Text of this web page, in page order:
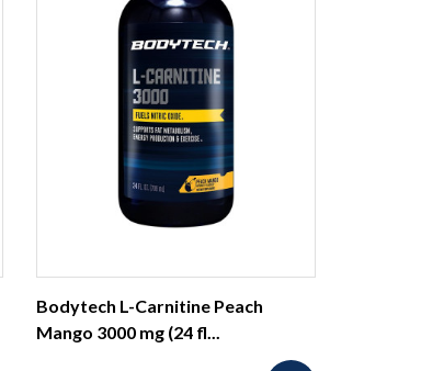
Bodytech L-Carnitine Peach
Mango 3000 mg (24 fl...